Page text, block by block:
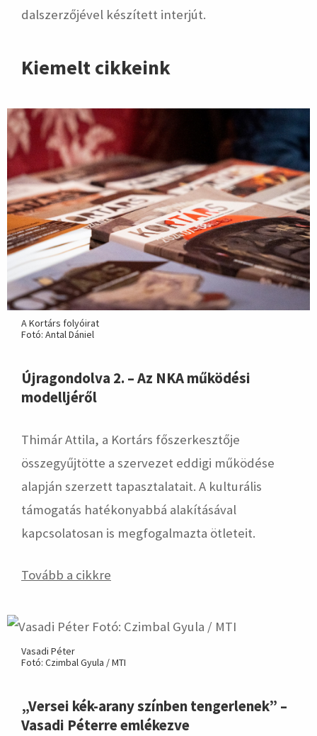
dalszerzőjével készített interjút.
Kiemelt cikkeink
A Kortárs folyóirat
Fotó: Antal Dániel
Újragondolva 2. – Az NKA működési
modelljéről
Thimár Attila, a Kortárs főszerkesztője
összegyűjtötte a szervezet eddigi működése
alapján szerzett tapasztalatait. A kulturális
támogatás hatékonyabbá alakításával
kapcsolatosan is megfogalmazta ötleteit.
Tovább a cikkre
Vasadi Péter
Fotó: Czimbal Gyula / MTI
„Versei kék-arany színben tengerlenek” –
Vasadi Péterre emlékezve